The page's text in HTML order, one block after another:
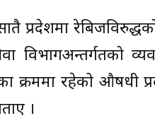
सातै प्रदेशमा
विभागअन्तर्गतको
रहेको औषधी
।